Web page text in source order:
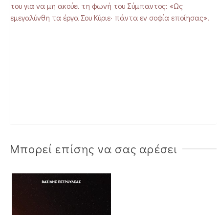
του για να μη ακούει τη φωνή του Σύμπαντος: «Ως
εμεγαλύνθη τα έργα Σου Κύριε· πάντα εν σοφία εποίησας».
Μπορεί επίσης να σας αρέσει